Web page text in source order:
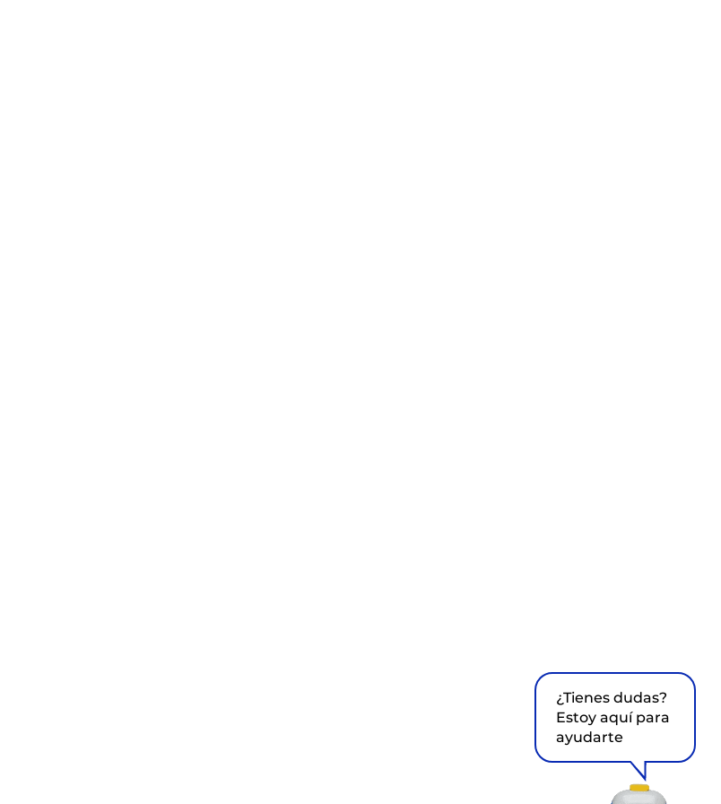
¿Tienes dudas?
Estoy aquí para
ayudarte